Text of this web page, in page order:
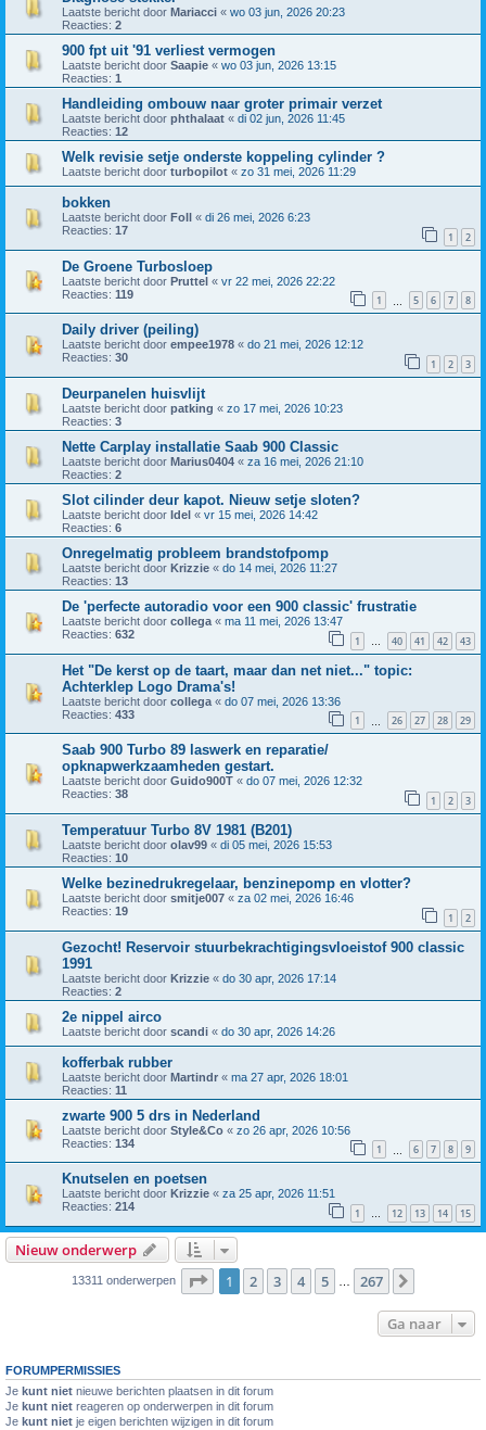
Laatste bericht door Mariacci « wo 03 jun, 2026 20:23
Reacties: 2
900 fpt uit '91 verliest vermogen
Laatste bericht door Saapie « wo 03 jun, 2026 13:15
Reacties: 1
Handleiding ombouw naar groter primair verzet
Laatste bericht door phthalaat « di 02 jun, 2026 11:45
Reacties: 12
Welk revisie setje onderste koppeling cylinder ?
Laatste bericht door turbopilot « zo 31 mei, 2026 11:29
bokken
Laatste bericht door Foll « di 26 mei, 2026 6:23
Reacties: 17 1 2
De Groene Turbosloep
Laatste bericht door Pruttel « vr 22 mei, 2026 22:22
Reacties: 119 1 5 6 7 8
Daily driver (peiling)
Laatste bericht door empee1978 « do 21 mei, 2026 12:12
Reacties: 30 1 2 3
Deurpanelen huisvlijt
Laatste bericht door patking « zo 17 mei, 2026 10:23
Reacties: 3
Nette Carplay installatie Saab 900 Classic
Laatste bericht door Marius0404 « za 16 mei, 2026 21:10
Reacties: 2
Slot cilinder deur kapot. Nieuw setje sloten?
Laatste bericht door Idel « vr 15 mei, 2026 14:42
Reacties: 6
Onregelmatig probleem brandstofpomp
Laatste bericht door Krizzie « do 14 mei, 2026 11:27
Reacties: 13
De 'perfecte autoradio voor een 900 classic' frustratie
Laatste bericht door collega « ma 11 mei, 2026 13:47
Reacties: 632 1 … 40 41 42 43
Het "De kerst op de taart, maar dan net niet..." topic:
Achterklep Logo Drama's!
Laatste bericht door collega « do 07 mei, 2026 13:36
Reacties: 433 1 26 27 28 29
Saab 900 Turbo 89 laswerk en reparatie/
opknapwerkzaamheden gestart.
Laatste bericht door Guido900T « do 07 mei, 2026 12:32
Reacties: 38 1 2 3
Temperatuur Turbo 8V 1981 (B201)
Laatste bericht door olav99 « di 05 mei, 2026 15:53
Reacties: 10
Welke bezinedrukregelaar, benzinepomp en vlotter?
Laatste bericht door smitje007 « za 02 mei, 2026 16:46
Reacties: 19 1 2
Gezocht! Reservoir stuurbekrachtigingsvloeistof 900 classic
1991
Laatste bericht door Krizzie « do 30 apr, 2026 17:14
Reacties: 2
2e nippel airco
Laatste bericht door scandi « do 30 apr, 2026 14:26
kofferbak rubber
Laatste bericht door Martindr « ma 27 apr, 2026 18:01
Reacties: 11
zwarte 900 5 drs in Nederland
Laatste bericht door Style&Co « zo 26 apr, 2026 10:56
Reacties: 134 1 6 7 8 9
Knutselen en poetsen
Laatste bericht door Krizzie « za 25 apr, 2026 11:51
Reacties: 214 1 … 12 13 14 15
Nieuw onderwerp
13311 onderwerpen Pagina van 267
1 2 3 4 5 267
Ga naar
FORUMPERMISSIES
Je kunt niet nieuwe berichten plaatsen in dit forum
Je kunt niet reageren op onderwerpen in dit forum
Je kunt niet je eigen berichten wijzigen in dit forum